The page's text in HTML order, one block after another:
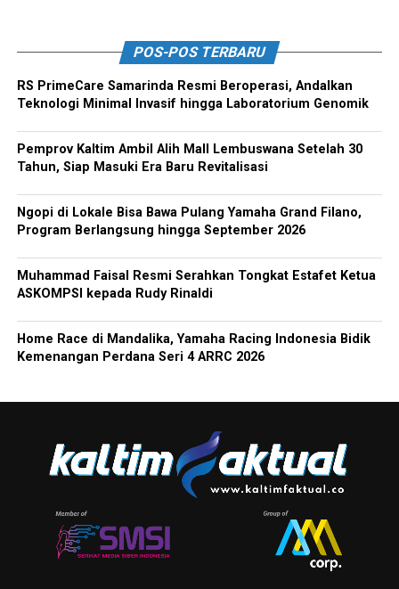
POS-POS TERBARU
RS PrimeCare Samarinda Resmi Beroperasi, Andalkan
Teknologi Minimal Invasif hingga Laboratorium Genomik
Pemprov Kaltim Ambil Alih Mall Lembuswana Setelah 30
Tahun, Siap Masuki Era Baru Revitalisasi
Ngopi di Lokale Bisa Bawa Pulang Yamaha Grand Filano,
Program Berlangsung hingga September 2026
Muhammad Faisal Resmi Serahkan Tongkat Estafet Ketua
ASKOMPSI kepada Rudy Rinaldi
Home Race di Mandalika, Yamaha Racing Indonesia Bidik
Kemenangan Perdana Seri 4 ARRC 2026